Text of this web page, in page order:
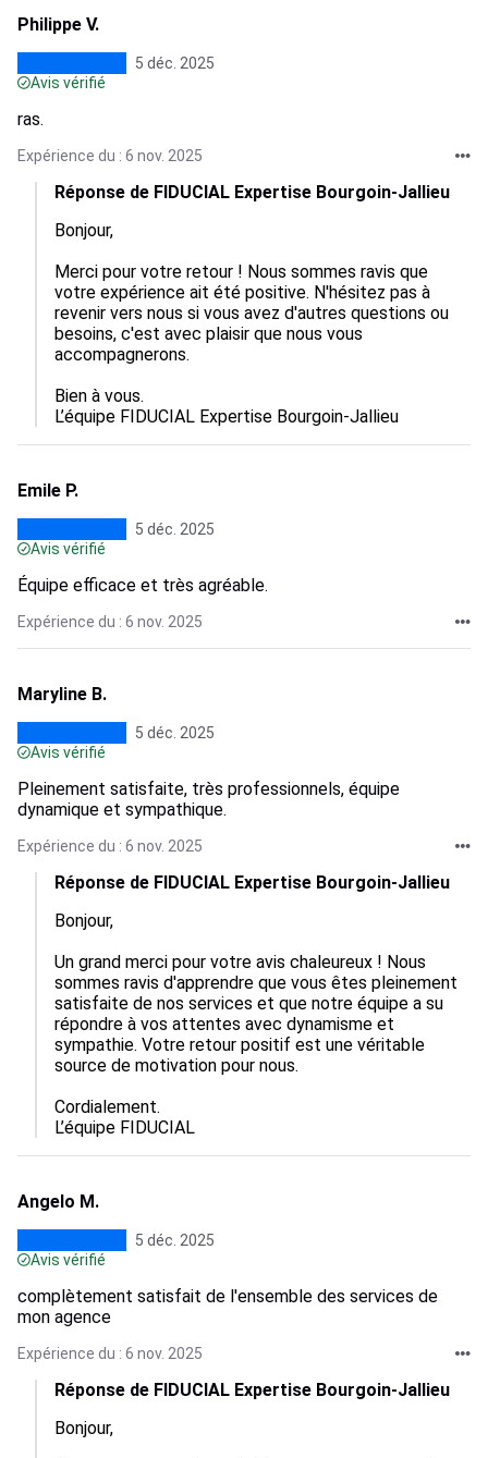
Philippe V.
5 déc. 2025
Avis vérifié
ras.
Expérience du : 6 nov. 2025
Réponse de FIDUCIAL Expertise Bourgoin-Jallieu
Bonjour,
Merci pour votre retour ! Nous sommes ravis que
votre expérience ait été positive. N'hésitez pas à
revenir vers nous si vous avez d'autres questions ou
besoins, c'est avec plaisir que nous vous
accompagnerons.
Bien à vous.
L’équipe FIDUCIAL Expertise Bourgoin-Jallieu
Emile P.
5 déc. 2025
Avis vérifié
Équipe efficace et très agréable.
Expérience du : 6 nov. 2025
Maryline B.
5 déc. 2025
Avis vérifié
Pleinement satisfaite, très professionnels, équipe
dynamique et sympathique.
Expérience du : 6 nov. 2025
Réponse de FIDUCIAL Expertise Bourgoin-Jallieu
Bonjour,
Un grand merci pour votre avis chaleureux ! Nous
sommes ravis d'apprendre que vous êtes pleinement
satisfaite de nos services et que notre équipe a su
répondre à vos attentes avec dynamisme et
sympathie. Votre retour positif est une véritable
source de motivation pour nous.
Cordialement.
L’équipe FIDUCIAL
Angelo M.
5 déc. 2025
Avis vérifié
complètement satisfait de l'ensemble des services de
mon agence
Expérience du : 6 nov. 2025
Réponse de FIDUCIAL Expertise Bourgoin-Jallieu
Bonjour,